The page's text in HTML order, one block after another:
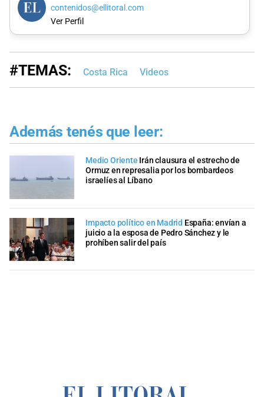
contenidos@ellitoral.com
Ver Perfil
#TEMAS: Costa Rica Videos
Además tenés que leer:
Medio Oriente Irán clausura el estrecho de
Ormuz en represalia por los bombardeos
israelíes al Líbano
Impacto político en Madrid España: envían a
juicio a la esposa de Pedro Sánchez y le
prohíben salir del país